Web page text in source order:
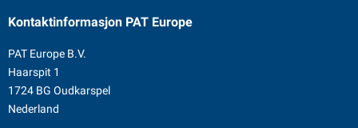
Kontaktinformasjon PAT Europe
PAT Europe B.V.
Haarspit 1
1724 BG Oudkarspel
Nederland